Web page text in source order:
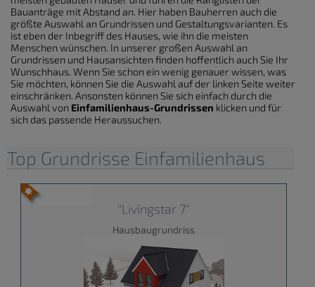
Bauanträge mit Abstand an. Hier haben Bauherren auch die
größte Auswahl an Grundrissen und Gestaltungsvarianten. Es
ist eben der Inbegriff des Hauses, wie ihn die meisten
Menschen wünschen. In unserer großen Auswahl an
Grundrissen und Hausansichten finden hoffentlich auch Sie Ihr
Wunschhaus. Wenn Sie schon ein wenig genauer wissen, was
Sie möchten, können Sie die Auswahl auf der linken Seite weiter
einschränken. Ansonsten können Sie sich einfach durch die
Auswahl von Einfamilienhaus-Grundrissen klicken und für
sich das passende Heraussuchen.
Top Grundrisse Einfamilienhaus
"Livingstar 7"
Hausbaugrundriss